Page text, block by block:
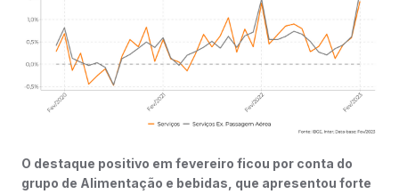
O destaque positivo em fevereiro ficou por conta do
grupo de Alimentação e bebidas, que apresentou forte